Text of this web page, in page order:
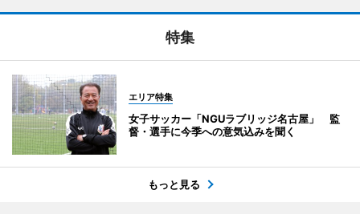
特集
エリア特集
女子サッカー「NGUラブリッジ名古屋」 監
督・選手に今季への意気込みを聞く
もっと見る